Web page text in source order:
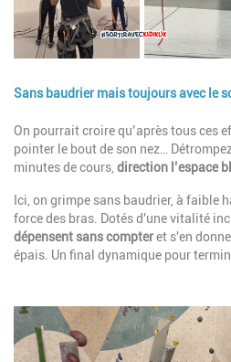
Sans baudrier mais toujours avec le
Description
On pourrait croire qu’après tous ces
pointer le bout de son nez…
minutes de cours, direction l’espace
Ici, on grimpe sans baudrier, à faible
force des bras. Dotés d'une vitalité
dépensent sans compteret s'en
épais. Un final dynamique pour
Image